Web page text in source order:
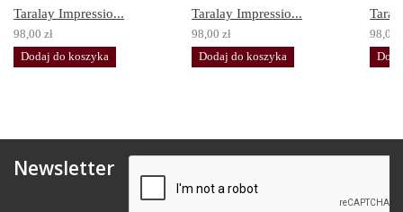
Taralay Impressio...
98,00 zł
Dodaj do koszyka
Taralay Impressio...
98,00 zł
Dodaj do koszyka
98,00
Newsletter